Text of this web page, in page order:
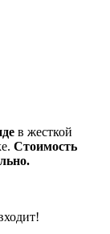
в жесткой
Стоимость